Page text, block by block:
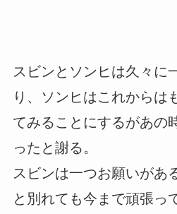
スビンとソンヒは久々に
り、ソンヒはこれからは
てみることにするがあの
ったと謝る。
スビンは一つお願いがあ
と別れても今まで頑張っ